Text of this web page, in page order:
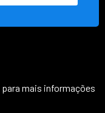
para mais informações